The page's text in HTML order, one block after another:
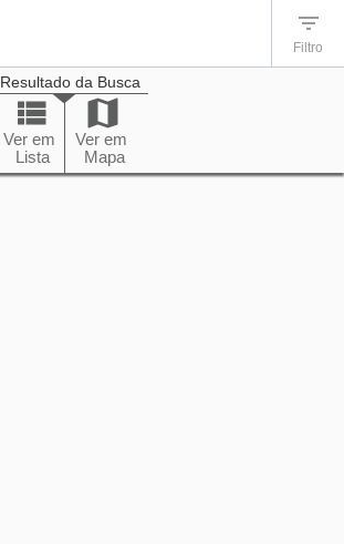
Filtro
Resultado da Busca
Ver em
Lista
Ver em
Mapa